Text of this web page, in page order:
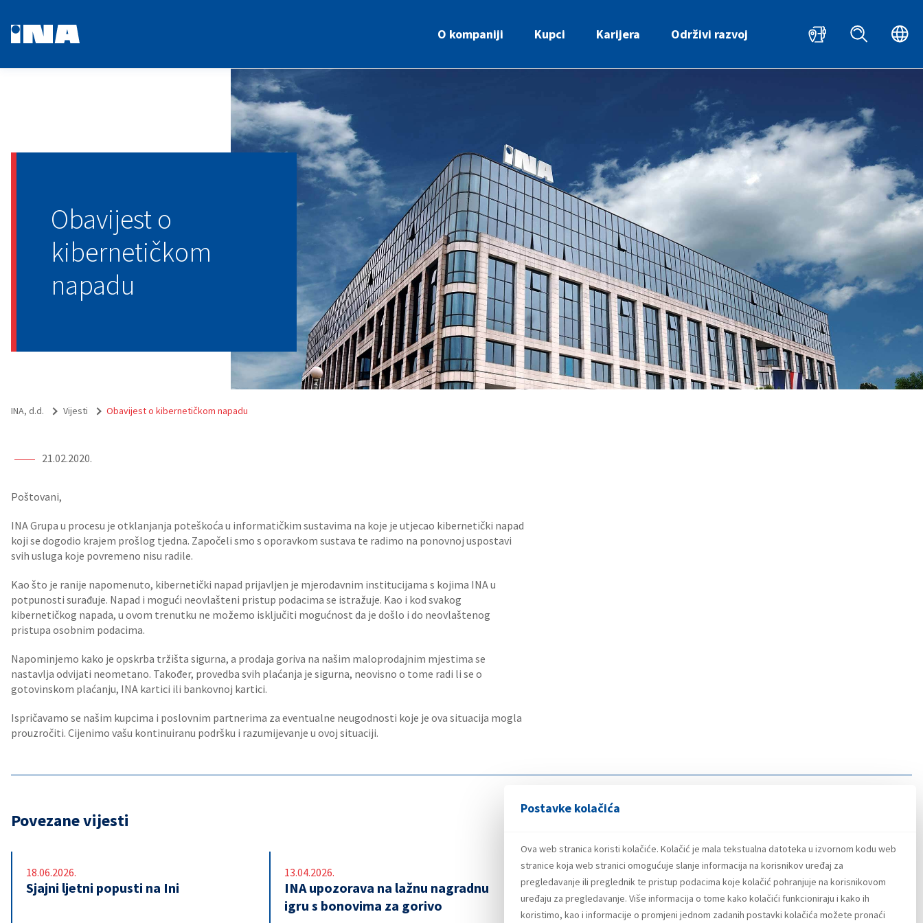
Postavke kolačića
Ova web stranica koristi kolačiće. Kolačić je mala tekstualna datoteka u izvornom kodu web
stranice koja web stranici omogućuje slanje informacija na korisnikov uređaj za
pregledavanje ili preglednik te pristup podacima koje kolačić pohranjuje na korisnikovom
uređaju za pregledavanje. Više informacija o tome kako kolačići funkcioniraju i kako ih
koristimo, kao i informacije o promjeni jednom zadanih postavki kolačića možete pronaći
O kompaniji Kupci Karijera Održivi razvoj HR EN
Obavijest o
kibernetičkom
napadu
INA, d.d. Vijesti Obavijest o kibernetičkom napadu
21.02.2020.
Poštovani,
INA Grupa u procesu je otklanjanja poteškoća u informatičkim sustavima na koje je utjecao kibernetički napad
koji se dogodio krajem prošlog tjedna. Započeli smo s oporavkom sustava te radimo na ponovnoj uspostavi
svih usluga koje povremeno nisu radile.
Kao što je ranije napomenuto, kibernetički napad prijavljen je mjerodavnim institucijama s kojima INA u
potpunosti surađuje. Napad i mogući neovlašteni pristup podacima se istražuje. Kao i kod svakog
kibernetičkog napada, u ovom trenutku ne možemo isključiti mogućnost da je došlo i do neovlaštenog
pristupa osobnim podacima.
Napominjemo kako je opskrba tržišta sigurna, a prodaja goriva na našim maloprodajnim mjestima se
nastavlja odvijati neometano. Također, provedba svih plaćanja je sigurna, neovisno o tome radi li se o
gotovinskom plaćanju, INA kartici ili bankovnoj kartici.
Ispričavamo se našim kupcima i poslovnim partnerima za eventualne neugodnosti koje je ova situacija mogla
prouzročiti. Cijenimo vašu kontinuiranu podršku i razumijevanje u ovoj situaciji.
Povezane vijesti
18.06.2026.
Sjajni ljetni popusti na Ini
13.04.2026.
INA upozorava na lažnu nagradnu
igru s bonovima za gorivo